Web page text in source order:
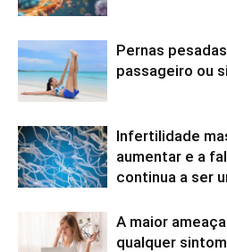
Pernas
passageiro ou
Infertilidade
aumentar e a
continua a ser
A maior
qualquer